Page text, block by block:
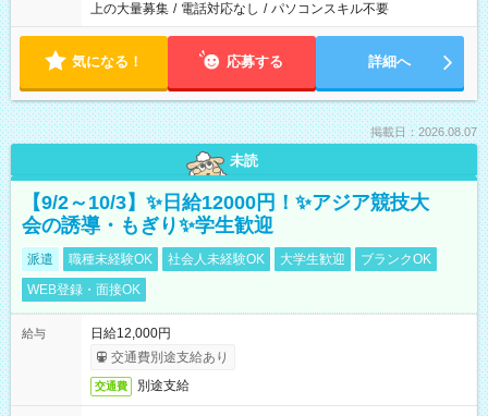
上の大量募集 / 電話対応なし / パソコンスキル不要
気になる！ 応募する 詳細へ
掲載日：2026.08.07
未読
【9/2～10/3】✨日給12000円！✨アジア競技大
会の誘導・もぎり✨学生歓迎
派遣 職種未経験OK 社会人未経験OK 大学生歓迎
ブランクOK
WEB登録・面接OK
給与
日給12,000円
交通費別途支給あり
交通費 別途支給